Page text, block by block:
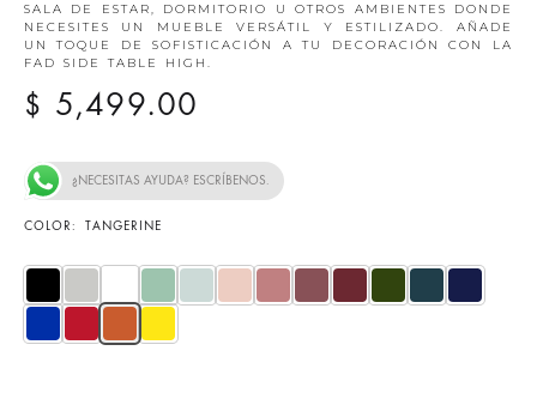
SALA DE ESTAR, DORMITORIO U OTROS AMBIENTES DONDE
NECESITES UN MUEBLE VERSÁTIL Y ESTILIZADO. AÑADE
UN TOQUE DE SOFISTICACIÓN A TU DECORACIÓN CON LA
FAD SIDE TABLE HIGH.
$ 5,499.00
¿NECESITAS AYUDA? ESCRÍBENOS.
COLOR TANGERINE